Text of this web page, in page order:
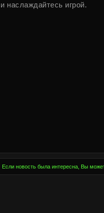
и наслаждайтесь игрой.
Если новость была интересна, Вы